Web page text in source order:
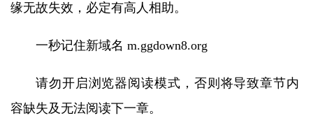
缘无故失效，必定有高人相助。
一秒记住新域名 m.ggdown8.org
请勿开启浏览器阅读模式，否则将导致章节内
容缺失及无法阅读下一章。